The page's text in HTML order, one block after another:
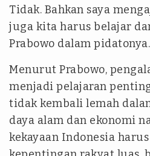
Tidak. Bahkan saya
juga kita harus belajar
Prabowo dalam pidatonya.
Menurut Prabowo,
menjadi pelajaran
tidak kembali lemah
daya alam dan ekonomi
kekayaan Indonesia